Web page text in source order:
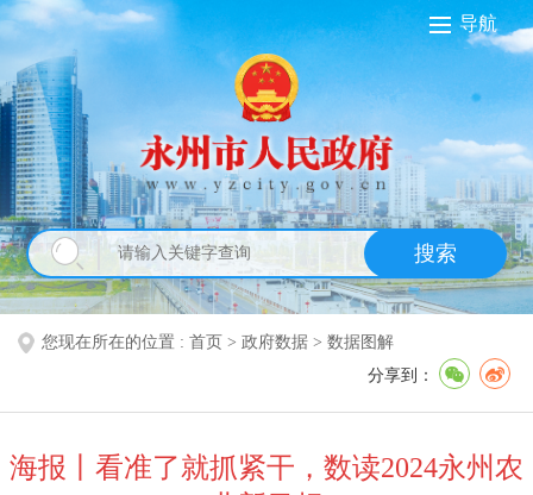
导航
搜索
您现在所在的位置 : 首页 > 政府数据 > 数据图解
分享到：
海报丨看准了就抓紧干，数读2024永州农